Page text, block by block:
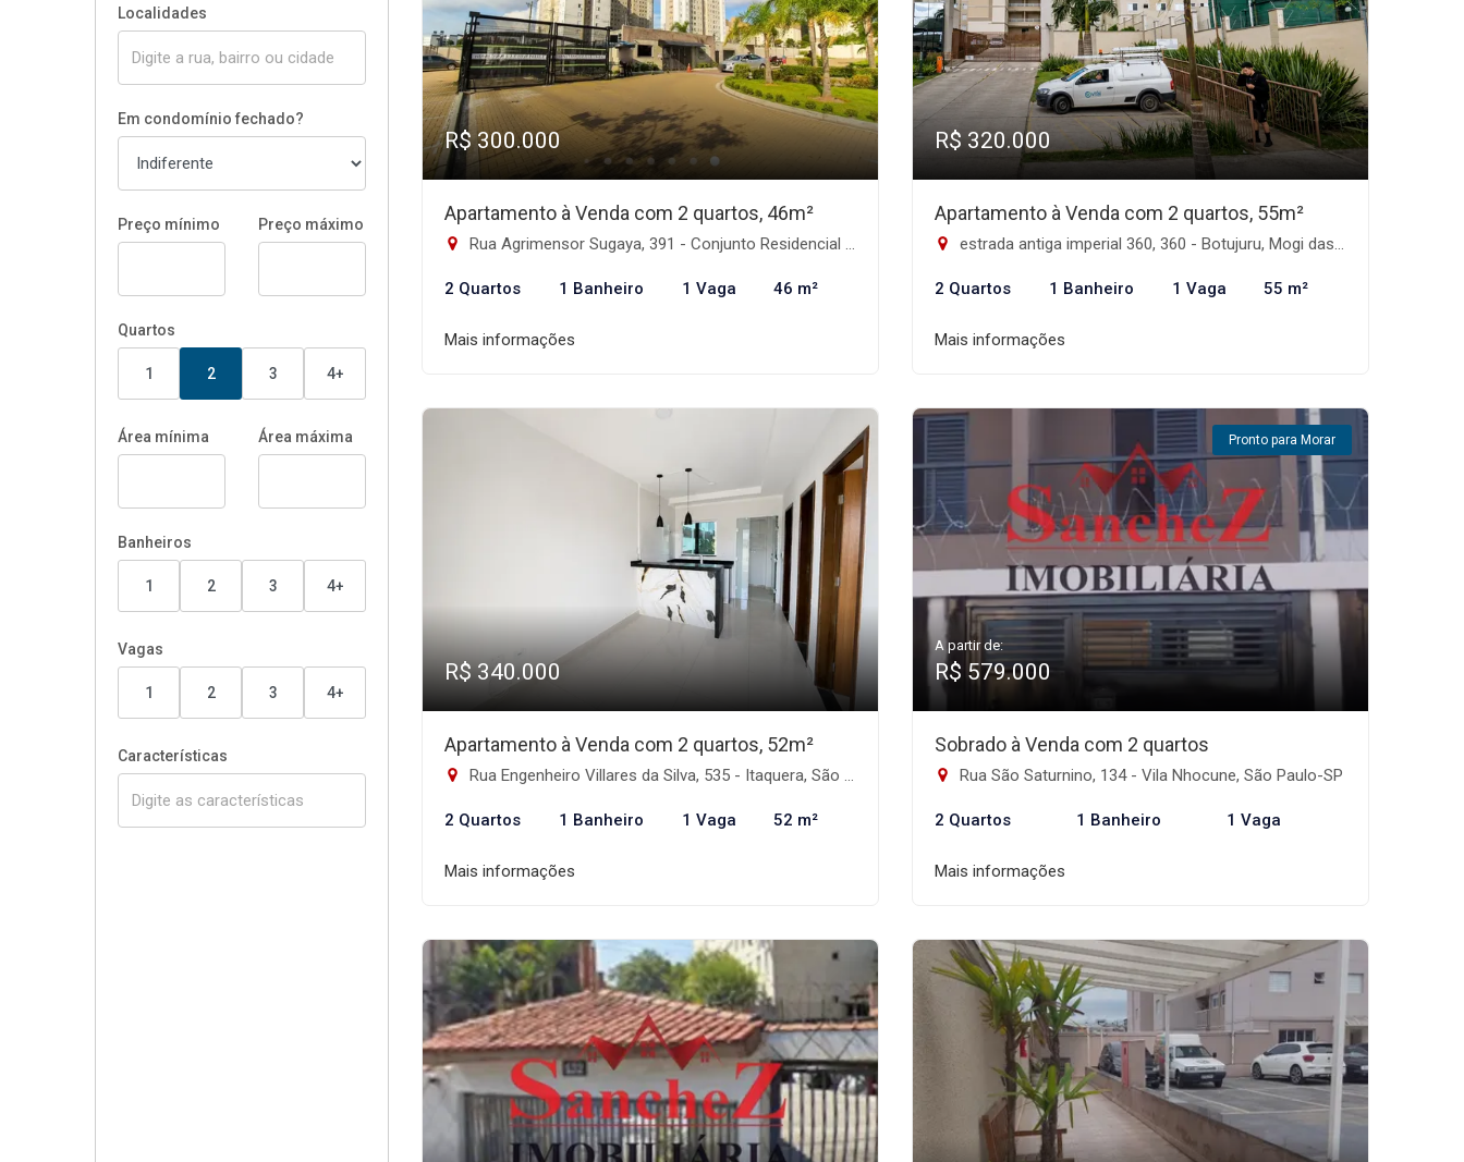
Localidades
Em condomínio fechado?
Preço mínimo Preço máximo
Quartos
1 2 3 4+
Área mínima Área máxima
Banheiros
1 2 3 4+
Vagas
1 2 3 4+
Características
R$ 300.000
Apartamento à Venda com 2 quartos, 46m²
Rua Agrimensor Sugaya, 391 - Conjunto Residencial José Bonifácio, São Paulo-SP
2 Quartos 1 Banheiro 1 Vaga 46 m²
Mais informações
R$ 320.000
Apartamento à Venda com 2 quartos, 55m²
estrada antiga imperial 360, 360 - Botujuru, Mogi das Cruzes-SP
2 Quartos 1 Banheiro 1 Vaga 55 m²
Mais informações
R$ 340.000
Apartamento à Venda com 2 quartos, 52m²
Rua Engenheiro Villares da Silva, 535 - Itaquera, São Paulo-SP
2 Quartos 1 Banheiro 1 Vaga 52 m²
Mais informações
Pronto para Morar
A partir de:
R$ 579.000
Sobrado à Venda com 2 quartos
Rua São Saturnino, 134 - Vila Nhocune, São Paulo-SP
2 Quartos 1 Banheiro 1 Vaga
Mais informações